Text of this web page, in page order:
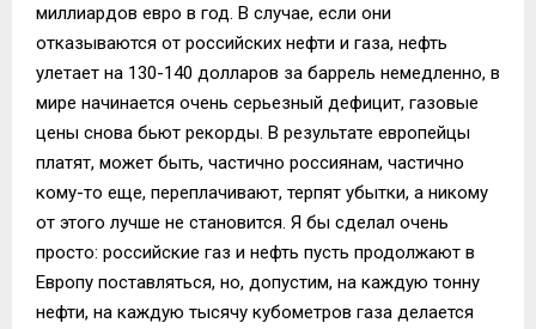
миллиардов евро в год. В случае, если они
отказываются от российских нефти и газа, нефть
улетает на 130-140 долларов за баррель немедленно, в
мире начинается очень серьезный дефицит, газовые
цены снова бьют рекорды. В результате европейцы
платят, может быть, частично россиянам, частично
кому-то еще, переплачивают, терпят убытки, а никому
от этого лучше не становится. Я бы сделал очень
просто: российские газ и нефть пусть продолжают в
Европу поставляться, но, допустим, на каждую тонну
нефти, на каждую тысячу кубометров газа делается